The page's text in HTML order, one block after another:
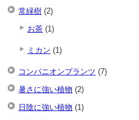
常緑樹 (2)
お茶 (1)
ミカン (1)
コンパニオンプランツ (7)
暑さに強い植物 (2)
日陰に強い植物 (1)